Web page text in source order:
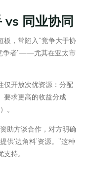
vs 同业协同
板，常陷入“竞争大于协
争者”——尤其在亚太市
仅开放次优资源：分配
要求更高的收益分成
。
助方谈合作，对方明确
供‘边角料’资源。”这种
持。